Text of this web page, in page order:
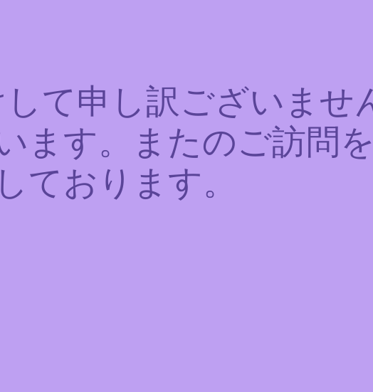
て申し訳ございませ
ます。またのご訪問
しております。